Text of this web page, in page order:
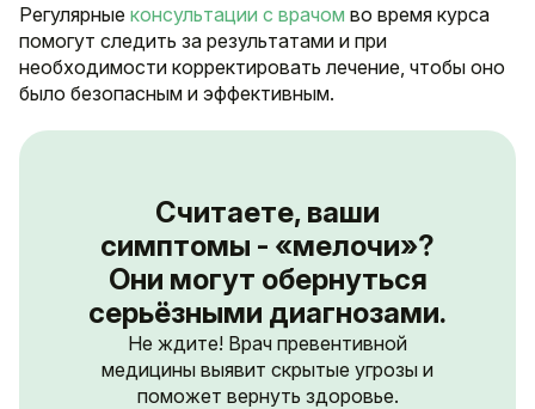
Регулярные консультации с врачом во время курса
помогут следить за результатами и при
необходимости корректировать лечение, чтобы оно
было безопасным и эффективным.
Считаете, ваши
симптомы - «мелочи»?
Они могут обернуться
серьёзными диагнозами.
Не ждите! Врач превентивной
медицины выявит скрытые угрозы и
поможет вернуть здоровье.